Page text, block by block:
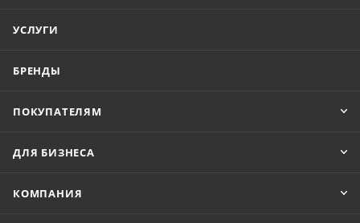
УСЛУГИ
БРЕНДЫ
ПОКУПАТЕЛЯМ
ДЛЯ БИЗНЕСА
КОМПАНИЯ